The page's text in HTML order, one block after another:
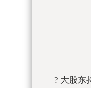
? 大股东